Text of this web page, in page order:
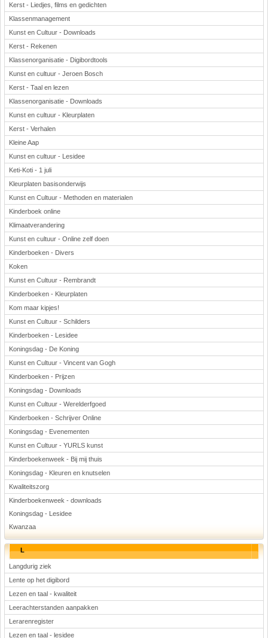
Kerst - Liedjes, films en gedichten
Klassenmanagement
Kunst en Cultuur - Downloads
Kerst - Rekenen
Klassenorganisatie - Digibordtools
Kunst en cultuur - Jeroen Bosch
Kerst - Taal en lezen
Klassenorganisatie - Downloads
Kunst en cultuur - Kleurplaten
Kerst - Verhalen
Kleine Aap
Kunst en cultuur - Lesidee
Keti-Koti - 1 juli
Kleurplaten basisonderwijs
Kunst en Cultuur - Methoden en materialen
Kinderboek online
Klimaatverandering
Kunst en cultuur - Online zelf doen
Kinderboeken - Divers
Koken
Kunst en Cultuur - Rembrandt
Kinderboeken - Kleurplaten
Kom maar kipjes!
Kunst en Cultuur - Schilders
Kinderboeken - Lesidee
Koningsdag - De Koning
Kunst en Cultuur - Vincent van Gogh
Kinderboeken - Prijzen
Koningsdag - Downloads
Kunst en Cultuur - Werelderfgoed
Kinderboeken - Schrijver Online
Koningsdag - Evenementen
Kunst en Cultuur - YURLS kunst
Kinderboekenweek - Bij mij thuis
Koningsdag - Kleuren en knutselen
Kwaliteitszorg
Kinderboekenweek - downloads
Koningsdag - Lesidee
Kwanzaa
L
Langdurig ziek
Lente op het digibord
Lezen en taal - kwaliteit
Leerachterstanden aanpakken
Lerarenregister
Lezen en taal - lesidee